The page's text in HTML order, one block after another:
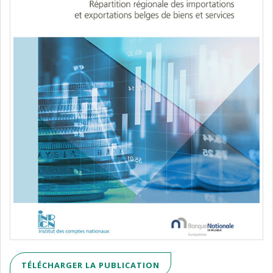
TÉLÉCHARGER LA PUBLICATION